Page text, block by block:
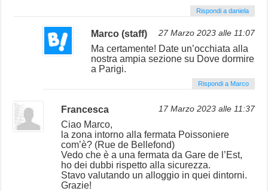
Rispondi a daniela
Marco (staff) 27 Marzo 2023 alle 11:07
Ma certamente! Date un’occhiata alla
nostra ampia sezione su Dove dormire
a Parigi.
Rispondi a Marco
Francesca 17 Marzo 2023 alle 11:37
Ciao Marco,
la zona intorno alla fermata Poissoniere
com’è? (Rue de Bellefond)
Vedo che è a una fermata da Gare de l’Est,
ho dei dubbi rispetto alla sicurezza.
Stavo valutando un alloggio in quei dintorni.
Grazie!